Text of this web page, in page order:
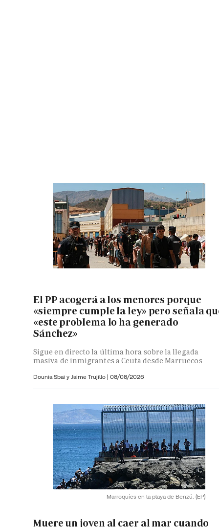
El PP acogerá a los menores porque
«siempre cumple la ley» pero señala
«este problema lo ha generado
Sánchez»
Sigue en directo la última hora sobre la llegada
masiva de inmigrantes a Ceuta desde Marruecos
Dounia Sbai y Jaime Trujillo | 08/08/2026
Marroquíes en la playa de Benzú. (EP)
Muere un joven al caer al mar cuando